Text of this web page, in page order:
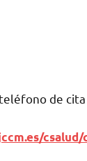
dе